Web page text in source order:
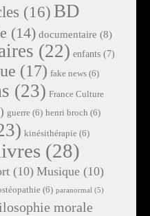
(16) BD
(14) documentaire (8)
(22) enfants (7)
(17) fake news (6)
(23) France Culture
guerre (6) henri broch (6)
kinésithérapie (6)
(28)
(10) Musique (10)
(6) paranormal (5)
morale